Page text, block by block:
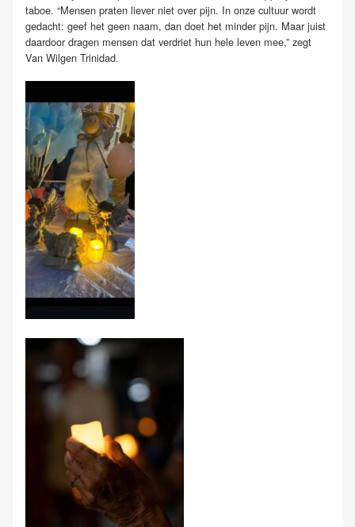
taboe. “Mensen praten liever niet over pijn. In onze cultuur wordt
gedacht: geef het geen naam, dan doet het minder pijn. Maar juist
daardoor dragen mensen dat verdriet hun hele leven mee,” zegt
Van Wilgen Trinidad.